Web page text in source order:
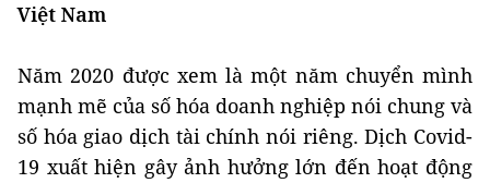
Việt Nam
Năm 2020 được xem là một năm chuyển mình
mạnh mẽ của số hóa doanh nghiệp nói chung và
số hóa giao dịch tài chính nói riêng. Dịch Covid-
19 xuất hiện gây ảnh hưởng lớn đến hoạt động